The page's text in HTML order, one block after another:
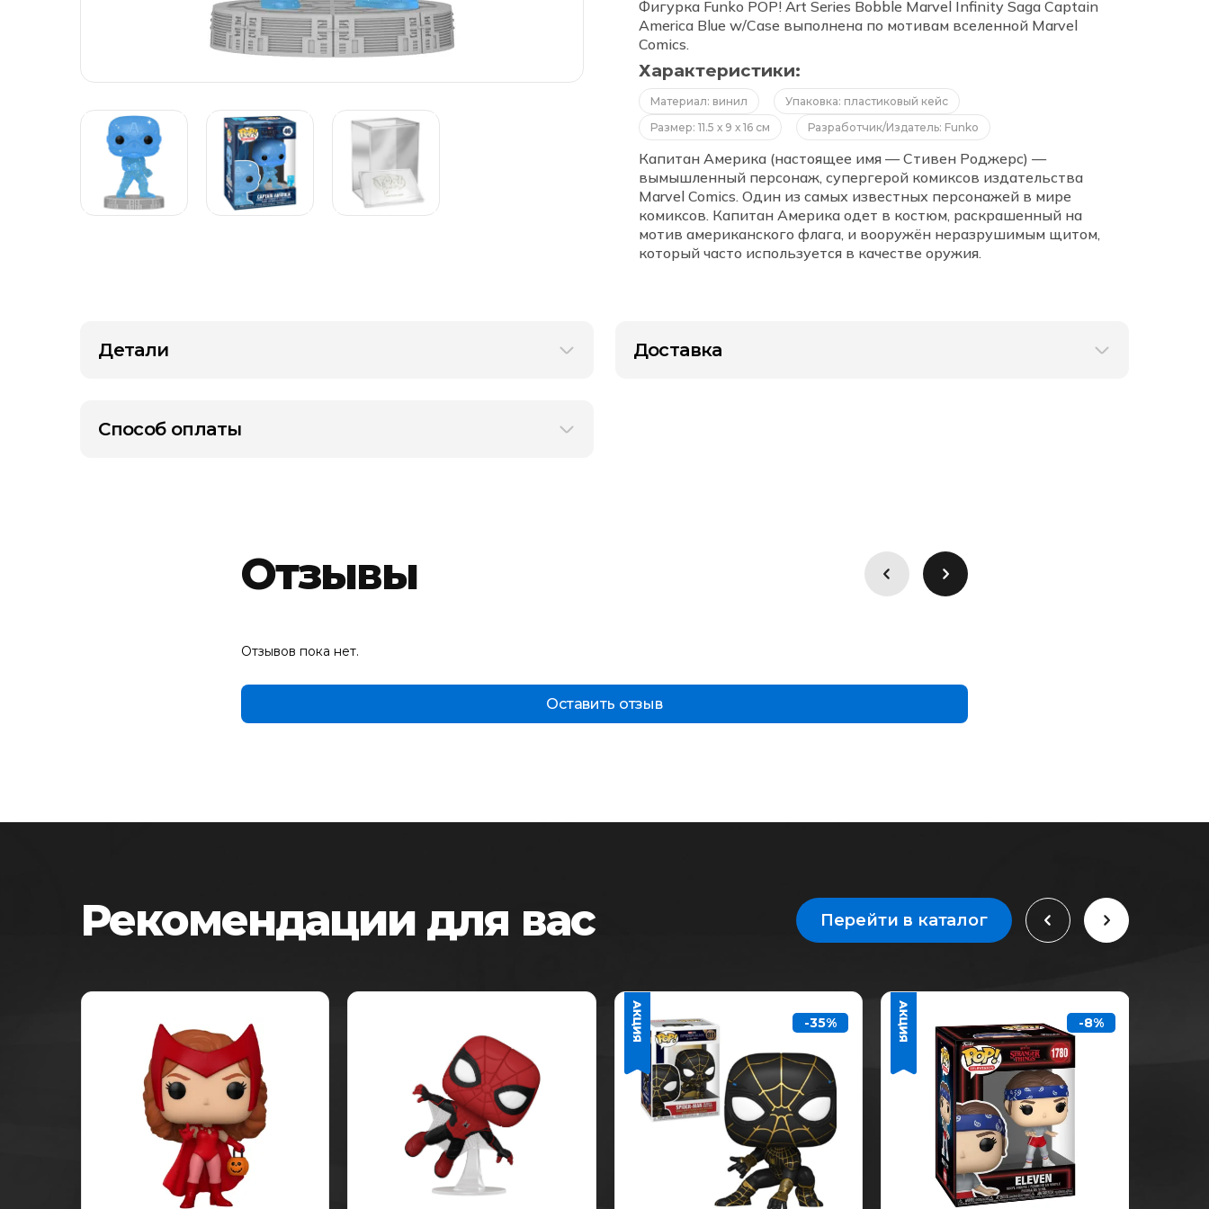
Bobble
Marvel
Infinity
Saga
Captain
America
Blue
w/Case
(46)
Фигурка Funko POP! Art Series Bobble Marvel Infinity Saga Captain
America Blue w/Case выполнена по мотивам вселенной Marvel
Comics.
Характеристики:
Материал: винил
Упаковка: пластиковый кейс
Размер: 11.5 х 9 х 16 см
Разработчик/Издатель: Funko
Капитан Америка (настоящее имя — Стивен Роджерс) —
вымышленный персонаж, супергерой комиксов издательства
Marvel Comics. Один из самых известных персонажей в мире
комиксов. Капитан Америка одет в костюм, раскрашенный на
мотив американского флага, и вооружён неразрушимым щитом,
который часто используется в качестве оружия.
Детали Доставка
Способ оплаты
Отзывы
Отзывов пока нет.
Оставить отзыв
Рекомендации для вас Перейти в каталог
-35% -8%